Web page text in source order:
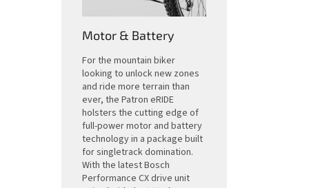
Motor & Battery
For the mountain biker
looking to unlock new zones
and ride more terrain than
ever, the Patron eRIDE
holsters the cutting edge of
full-power motor and battery
technology in a package built
for singletrack domination.
With the latest Bosch
Performance CX drive unit